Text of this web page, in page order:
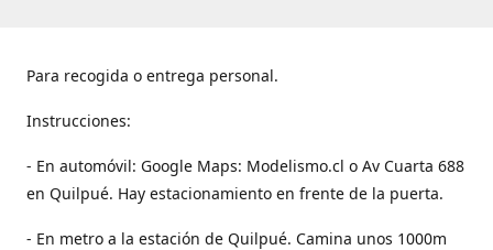
Para recogida o entrega personal.
Instrucciones:
- En automóvil: Google Maps: Modelismo.cl o Av Cuarta 688
en Quilpué. Hay estacionamiento en frente de la puerta.
- En metro a la estación de Quilpué. Camina unos 1000m